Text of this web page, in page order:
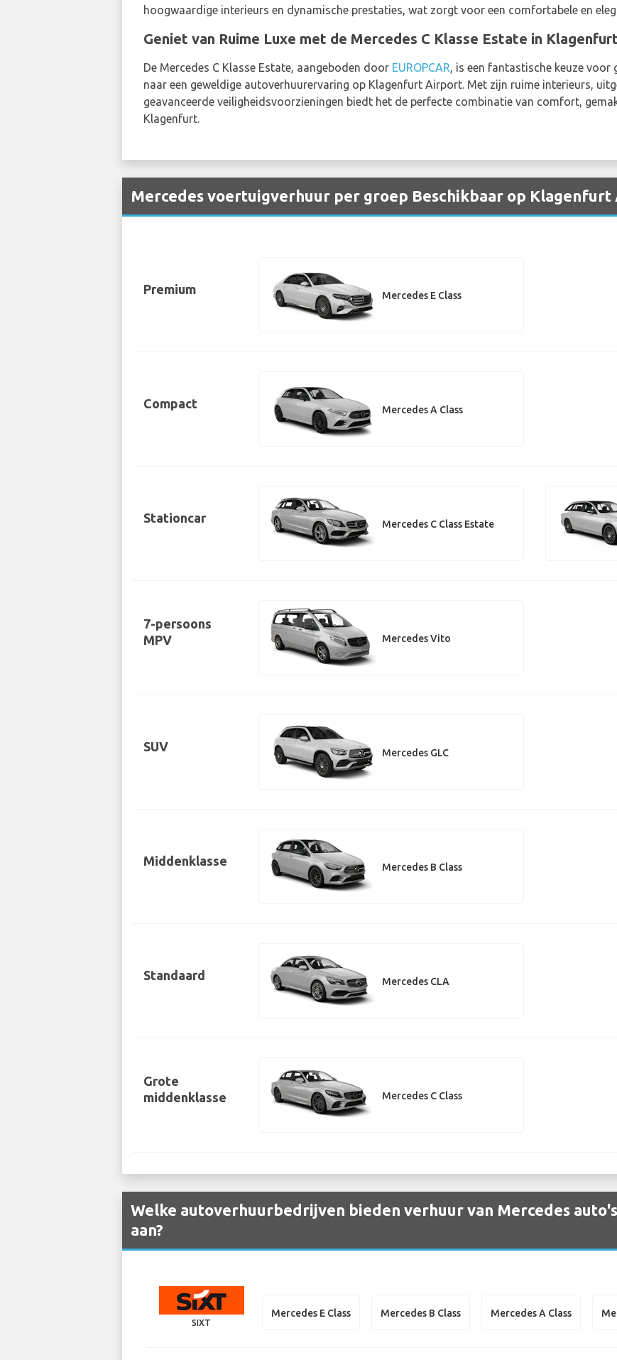
hoogwaardige interieurs en dynamische prestaties, wat zorgt voor een comfortabele en
Geniet van Ruime Luxe met de Mercedes C Klasse Estate in Klagenfurt
De Mercedes C Klasse Estate, aangeboden door EUROPCAR, is een fantastische keuze voor
naar een geweldige autoverhuurervaring op Klagenfurt Airport. Met zijn ruime interieurs,
geavanceerde veiligheidsvoorzieningen biedt het de perfecte combinatie van comfort,
Klagenfurt.
Mercedes voertuigverhuur per groep Beschikbaar op
Premium Mercedes E Class
Compact Mercedes A Class
Stationcar Mercedes C Class Estate
7-persoons
MPV
Mercedes Vito
SUV Mercedes GLC
Middenklasse Mercedes B Class
Standaard Mercedes CLA
Grote
middenklasse
Mercedes C Class
Welke autoverhuurbedrijven bieden verhuur van Mercedes
aan?
SIXT
Mercedes E Class Mercedes B Class Mercedes A Class